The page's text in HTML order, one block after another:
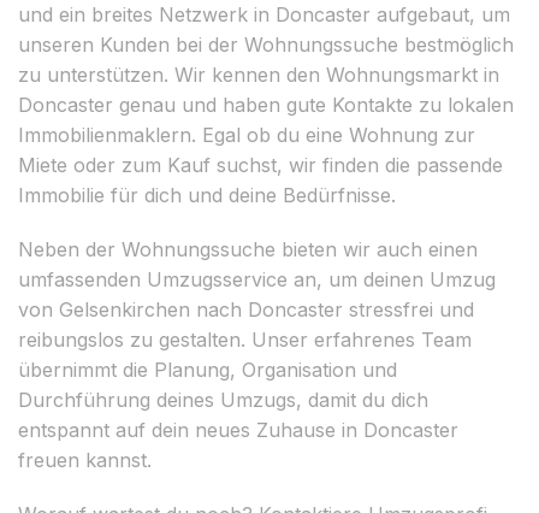
und ein breites Netzwerk in Doncaster aufgebaut, um
unseren Kunden bei der Wohnungssuche bestmöglich
zu unterstützen. Wir kennen den Wohnungsmarkt in
Doncaster genau und haben gute Kontakte zu lokalen
Immobilienmaklern. Egal ob du eine Wohnung zur
Miete oder zum Kauf suchst, wir finden die passende
Immobilie für dich und deine Bedürfnisse.
Neben der Wohnungssuche bieten wir auch einen
umfassenden Umzugsservice an, um deinen Umzug
von Gelsenkirchen nach Doncaster stressfrei und
reibungslos zu gestalten. Unser erfahrenes Team
übernimmt die Planung, Organisation und
Durchführung deines Umzugs, damit du dich
entspannt auf dein neues Zuhause in Doncaster
freuen kannst.